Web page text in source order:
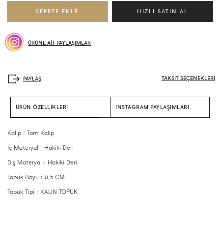
ÜRÜNE AİT PAYLAŞIMLAR
TAKSİT SEÇENEKLERİ
ÜRÜN ÖZELLİKLERİ INSTAGRAM PAYLAŞIMLARI
Kalıp : Tam Kalıp
İç Materyal : Hakiki Deri
Dış Materyal : Hakiki Deri
Topuk Boyu : 6,5 CM
Topuk Tipi : KALIN TOPUK